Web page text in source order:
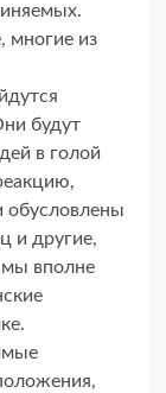
многие из
будут
в голой
обусловлены
и другие,
мы вполне